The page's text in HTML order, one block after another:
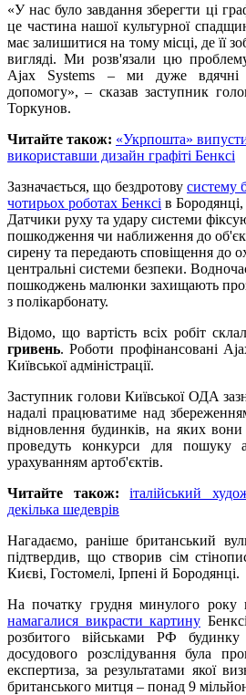
«У нас було завдання зберегти ці
це частина нашої культурної
має залишитися на тому місці, де її
вигляді. Ми розв'язали цю
Ajax Systems – ми дуже вдячні
допомогу», – сказав заступник
Торкунов.
Читайте також: «Укрпошта»
використавши дизайн графіті Бенксі
Зазначається, що бездротову систему
чотирьох роботах Бенксі в Бородянці,
Датчики руху та удару системи
пошкодження чи наближення до
сирену та передають сповіщення до
центральні системи безпеки.
пошкоджень малюнки захищають
з полікарбонату.
Відомо, що вартість всіх робіт
гривень. Роботи профінансовані
Київської адміністрації.
Заступник голови Київської ОДА
надалі працюватиме над
відновлення будинків, на яких
проведуть конкурси для пошуку
урахуванням артоб'єктів.
Читайте також:
італійський
декілька шедеврів
Нагадаємо, раніше британський
підтвердив, що створив сім
Києві, Гостомелі, Ірпені й Бородянці.
На початку грудня минулого року
намагалися викрасти картину
розбитого військами РФ
досудового розслідування була
експертиза, за результатами якої
британського митця – понад 9